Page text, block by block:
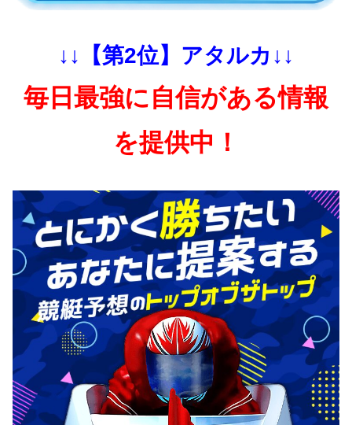
↓↓【第2位】アタルカ↓↓
毎日最強に自信がある情報
を提供中！